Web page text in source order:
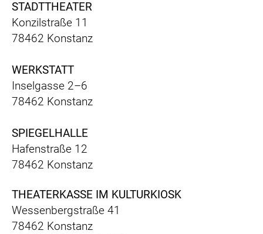
STADTTHEATER
Konzilstraße 11
78462 Konstanz
WERKSTATT
Inselgasse 2–6
78462 Konstanz
SPIEGELHALLE
Hafenstraße 12
78462 Konstanz
THEATERKASSE IM KULTURKIOSK
Wessenbergstraße 41
78462 Konstanz